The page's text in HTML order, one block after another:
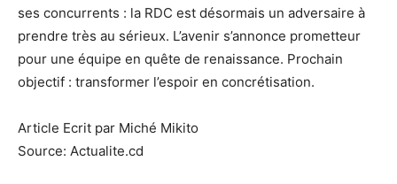
ses concurrents : la RDC est désormais un adversaire à
prendre très au sérieux. L’avenir s’annonce prometteur
pour une équipe en quête de renaissance. Prochain
objectif : transformer l’espoir en concrétisation.
Article Ecrit par Miché Mikito
Source: Actualite.cd